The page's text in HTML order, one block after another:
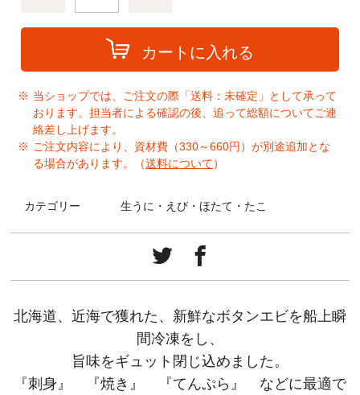
カートに入れる
当ショップでは、ご注文の際「送料：未確定」として承って
おります。担当者による確認の後、追って総額についてご連
絡差し上げます。
ご注文内容により、資材費（330～660円）が別途追加とな
る場合があります。（送料について）
カテゴリー 生うに・えび・ほたて・たこ
北海道、近海で獲れた、新鮮なボタンエビを船上瞬
間冷凍をし、
旨味をギュット閉じ込めました。
『刺身』 『焼き』 『てんぷら』 などに最適で